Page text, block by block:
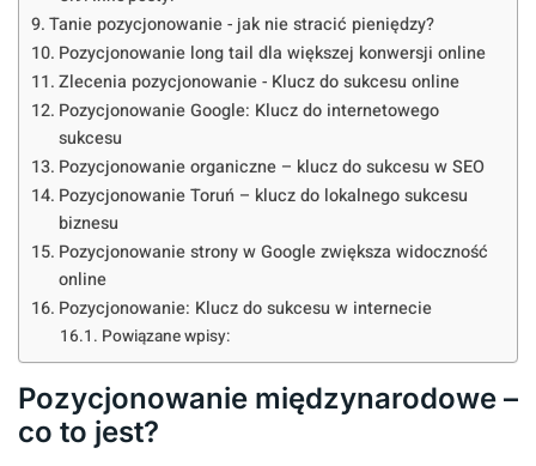
Tanie pozycjonowanie - jak nie stracić pieniędzy?
Pozycjonowanie long tail dla większej konwersji online
Zlecenia pozycjonowanie - Klucz do sukcesu online
Pozycjonowanie Google: Klucz do internetowego
sukcesu
Pozycjonowanie organiczne – klucz do sukcesu w SEO
Pozycjonowanie Toruń – klucz do lokalnego sukcesu
biznesu
Pozycjonowanie strony w Google zwiększa widoczność
online
Pozycjonowanie: Klucz do sukcesu w internecie
Powiązane wpisy:
Pozycjonowanie międzynarodowe –
co to jest?